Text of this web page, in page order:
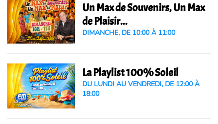
Un Max de Souvenirs, Un Max
de Plaisir...
DIMANCHE, DE 10:00 À 11:00
La Playlist 100% Soleil
DU LUNDI AU VENDREDI, DE 12:00 À
18:00